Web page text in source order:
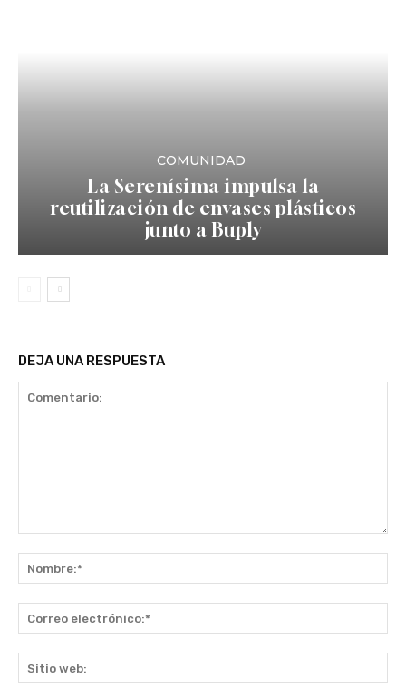
COMUNIDAD
La Serenísima impulsa la
reutilización de envases plásticos
junto a Buply
DEJA UNA RESPUESTA